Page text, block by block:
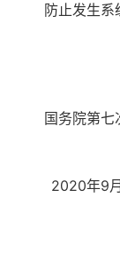
防止发生系
国务院第
2020年9月